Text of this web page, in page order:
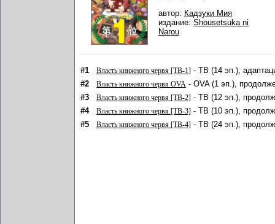
автор: Кадзуки Мия
издание: Shousetsuka ni
Narou
#1 Власть книжного червя [ТВ-1] - ТВ (14 эп.),
#2
Власть книжного червя OVA - OVA (1 эп.),
#3
Власть книжного червя [ТВ-2] - ТВ (12 эп.),
#4
Власть книжного червя [ТВ-3] - ТВ (10 эп.),
#5
Власть книжного червя [ТВ-4] - ТВ (24 эп.),